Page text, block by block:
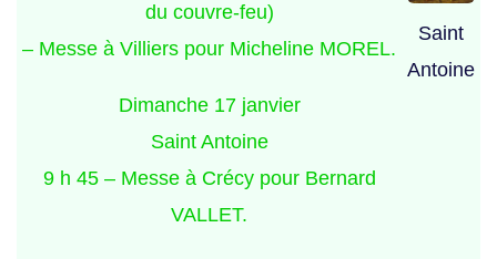
du couvre-feu)
– Messe à Villiers pour Micheline MOREL.
Dimanche 17 janvier
Saint Antoine
9 h 45 – Messe à Crécy pour Bernard
VALLET.
Saint
Antoine